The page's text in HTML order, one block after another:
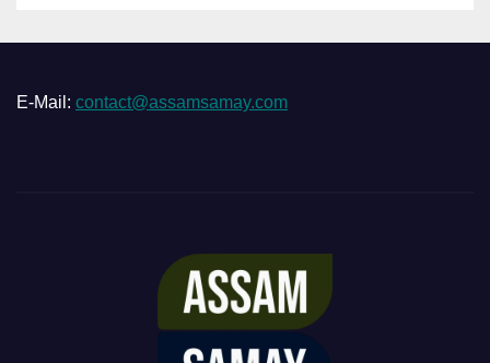
E-Mail: contact@assamsamay.com